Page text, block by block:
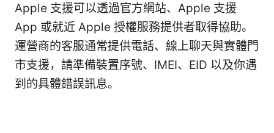
Apple 支援可以透過官方網站、Apple 支援
App 或就近 Apple 授權服務提供者取得協助。
運營商的客服通常提供電話、線上聊天與實體門
市支援，請準備裝置序號、IMEI、EID 以及你遇
到的具體錯誤訊息。